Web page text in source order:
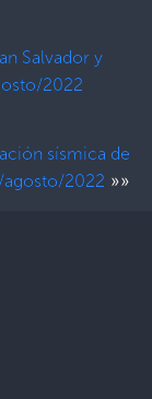
Salvador y
2022
sísmica de
2022 »»